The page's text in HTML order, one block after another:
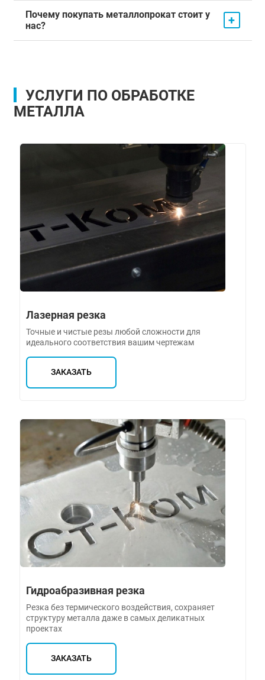
Почему покупать металлопрокат стоит у
нас?
+
УСЛУГИ ПО ОБРАБОТКЕ
МЕТАЛЛА
Лазерная резка
Точные и чистые резы любой сложности для
идеального соответствия вашим чертежам
ЗАКАЗАТЬ
Гидроабразивная резка
Резка без термического воздействия, сохраняет
структуру металла даже в самых деликатных
проектах
ЗАКАЗАТЬ